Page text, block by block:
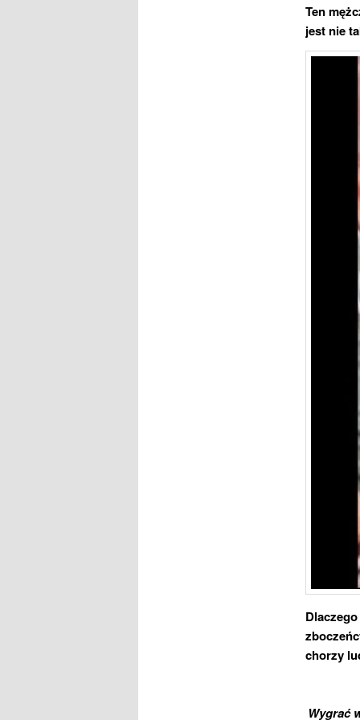
Ten
jest nie
chorzy
Wygrać